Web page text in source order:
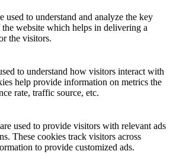
used to understand and analyze the key
website which helps in delivering a
the visitors.
to understand how visitors interact with
help provide information on metrics the
rate, traffic source, etc.
used to provide visitors with relevant ads
These cookies track visitors across
to provide customized ads.